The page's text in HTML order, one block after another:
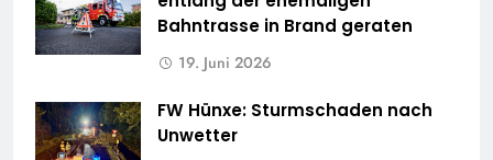
Bahntrasse in Brand geraten
19. Juni 2026
FW Hünxe: Sturmschaden nach
Unwetter